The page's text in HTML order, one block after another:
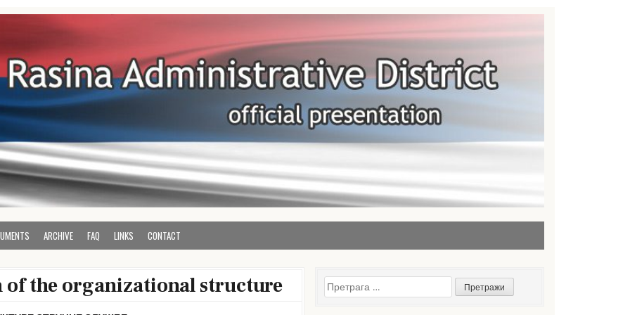
District
ARCHIVE FAQ LINKS CONTACT
the organizational structure
Претрага
за: